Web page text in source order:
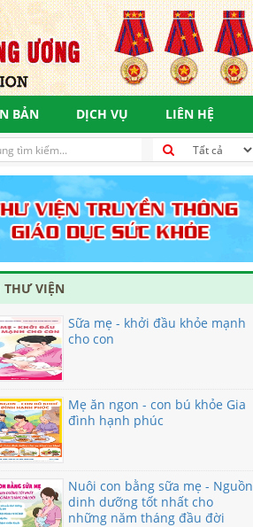
BẢN DỊCH VỤ LIÊN HỆ
THƯ VIỆN
Sữa mẹ - khởi đầu khỏe mạnh
cho con
Mẹ ăn ngon - con bú khỏe Gia
đình hạnh phúc
Nuôi con bằng sữa mẹ - Nguồn
dinh dưỡng tốt nhất cho
những năm tháng đầu đời